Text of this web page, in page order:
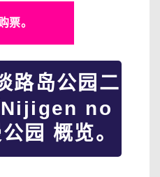
票。
路岛公园二
Nijigen no
园 概览。